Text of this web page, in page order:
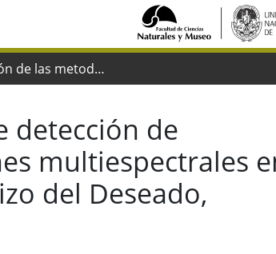
Validación de las metodologías de detección de alteraciones hidrotermales a partir de imágenes multiespectrales en áreas ya exploradas del sector central de Macizo del Deseado, provincia de Santa Cruz.
detección de
multiespectrales
del Deseado,